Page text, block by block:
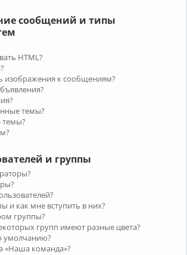
сообщений и типы
HTML?
изображения к сообщениям?
темы?
темы?
и группы
и как мне вступить в них?
группы?
групп имеют разные цвета?
умолчанию?
«Наша команда»?